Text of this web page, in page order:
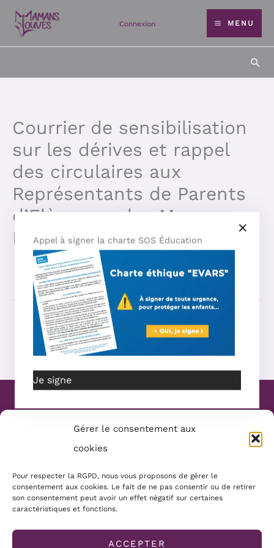
Gérer le consentement aux
cookies
Pour respecter la RGPD, nous vous proposons de gérer le
consentement aux cookies. Le fait de ne pas consentir ou de retirer
son consentement peut avoir un effet négatif sur certaines
caractéristiques et fonctions.
ACCEPTER
Aller
contenu
Connexion MENU
Courrier de sensibilisation
sur les dérives et rappel
des circulaires aux
Représentants de Parents
d’Elèves par les Mamans
Louves
TÉLÉCHARGER LE COURRIER
Article précédent Article suivant
Website Création :Mélanie Parmentier
Copyright © 2026 Mamans Louves
Mentions :
Conditions générales
Mentions légales
Appel à signer la charte SOS Éducation
Je signe